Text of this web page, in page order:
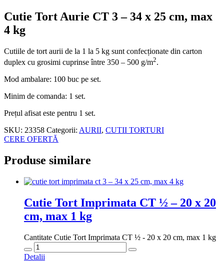
Cutie Tort Aurie CT 3 – 34 x 25 cm, max
4 kg
Cutiile de tort aurii de la 1 la 5 kg sunt confecționate din carton
duplex cu grosimi cuprinse între 350 – 500 g/m2.
Mod ambalare: 100 buc pe set.
Minim de comanda: 1 set.
Prețul afisat este pentru 1 set.
SKU: 23358 Categorii: AURII, CUTII TORTURI
CERE OFERTĂ
Produse similare
Cutie Tort Imprimata CT ½ – 20 x 20
cm, max 1 kg
Cantitate Cutie Tort Imprimata CT ½ - 20 x 20 cm, max 1 kg
Detalii